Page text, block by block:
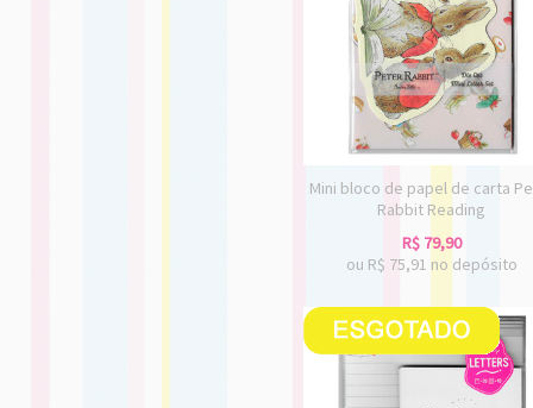
Mini bloco de papel de carta
Rabbit Reading
R$ 79,90
ou R$ 75,91 no depósito